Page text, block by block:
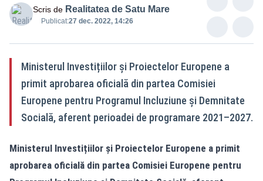
Scris de Realitatea de Satu Mare
Publicat:27 dec. 2022, 14:26
Ministerul Investițiilor și Proiectelor Europene a
primit aprobarea oficială din partea Comisiei
Europene pentru Programul Incluziune și Demnitate
Socială, aferent perioadei de programare 2021–2027.
Ministerul Investițiilor și Proiectelor Europene a primit
aprobarea oficială din partea Comisiei Europene pentru